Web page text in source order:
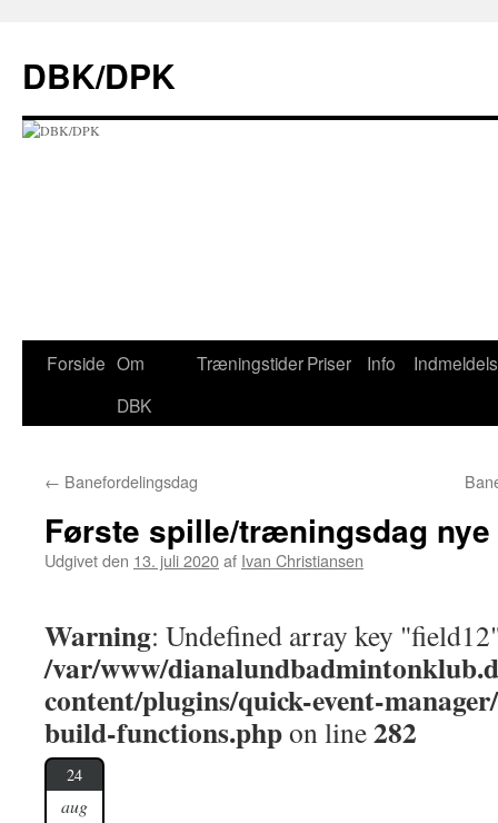
indhold
DBK/DPK
Forside Om
DBK
TræningstiderPriser Info
← Banefordelingsdag
Første spille/træningsdag
Udgivet den 13. juli 2020af Ivan Christiansen
Warning: Undefined array key
/var/www/
content/plugins/quick-event-
build-functions.phpon line282
24
aug